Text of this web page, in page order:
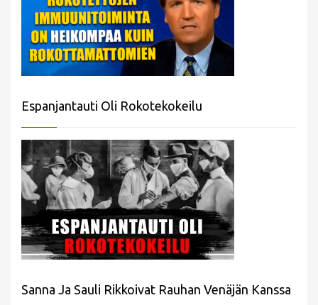
Espanjantauti Oli Rokotekokeilu
Sanna Ja Sauli Rikkoivat Rauhan Venäjän Kanssa